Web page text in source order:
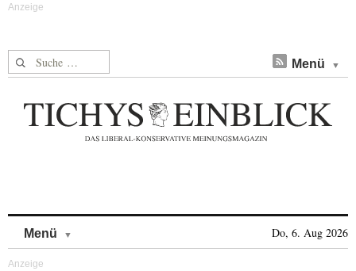
Suche nach: Menü
Menü Do, 6. Aug 2026